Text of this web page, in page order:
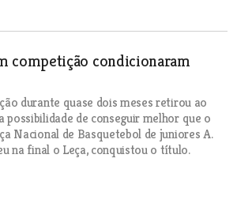
competição condicionaram
durante quase dois meses retirou ao
possibilidade de conseguir melhor que o
Nacional de Basquetebol de juniores A.
na final o Leça, conquistou o título.